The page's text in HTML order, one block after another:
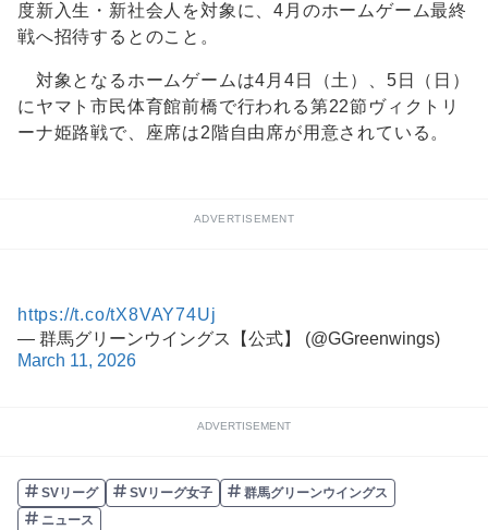
度新入生・新社会人を対象に、4月のホームゲーム最終
戦へ招待するとのこと。
対象となるホームゲームは4月4日（土）、5日（日）
にヤマト市民体育館前橋で行われる第22節ヴィクトリ
ーナ姫路戦で、座席は2階自由席が用意されている。
ADVERTISEMENT
https://t.co/tX8VAY74Uj
— 群馬グリーンウイングス【公式】 (@GGreenwings)
March 11, 2026
ADVERTISEMENT
SVリーグ SVリーグ女子
群馬グリーンウイングス
ニュース